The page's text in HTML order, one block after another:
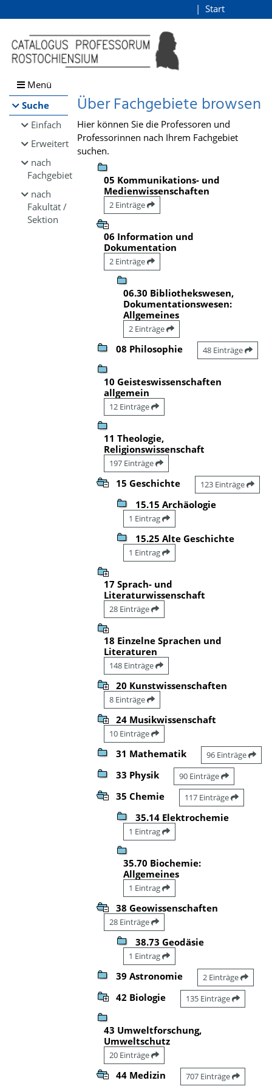
Browsen
direkt zum Inhalt
Start
Menü
Suche
Einfach
Erweitert
nach
Fachgebiet
nach
Fakultät /
Sektion
Über Fachgebiete browsen
Hier können Sie die Professoren und
Professorinnen nach Ihrem Fachgebiet
suchen.
05 Kommunikations- und
Medienwissenschaften
2 Einträge
06 Information und
Dokumentation
2 Einträge
06.30 Bibliothekswesen,
Dokumentationswesen:
Allgemeines
2 Einträge
08 Philosophie 48 Einträge
10 Geisteswissenschaften
allgemein
12 Einträge
11 Theologie,
Religionswissenschaft
197 Einträge
15 Geschichte 123 Einträge
15.15 Archäologie
1 Eintrag
15.25 Alte Geschichte
1 Eintrag
17 Sprach- und
Literaturwissenschaft
28 Einträge
18 Einzelne Sprachen und
Literaturen
148 Einträge
20 Kunstwissenschaften
8 Einträge
24 Musikwissenschaft
10 Einträge
31 Mathematik 96 Einträge
33 Physik 90 Einträge
35 Chemie 117 Einträge
35.14 Elektrochemie
1 Eintrag
35.70 Biochemie:
Allgemeines
1 Eintrag
38 Geowissenschaften
28 Einträge
38.73 Geodäsie
1 Eintrag
39 Astronomie 2 Einträge
42 Biologie 135 Einträge
43 Umweltforschung,
Umweltschutz
20 Einträge
44 Medizin 707 Einträge